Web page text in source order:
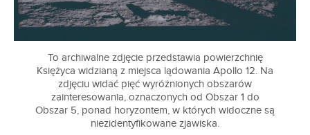
To archiwalne zdjęcie przedstawia powierzchnię
Księżyca widzianą z miejsca lądowania Apollo 12. Na
zdjęciu widać pięć wyróżnionych obszarów
zainteresowania, oznaczonych od Obszar 1 do
Obszar 5, ponad horyzontem, w których widoczne są
niezidentyfikowane zjawiska.